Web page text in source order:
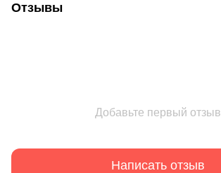
Отзывы
Добавьте первый отзыв
Написать отзыв